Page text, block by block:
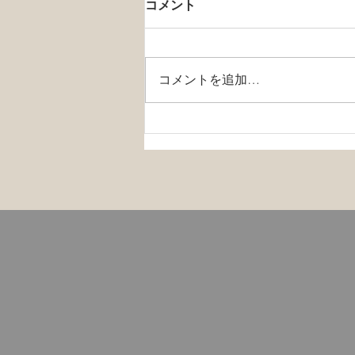
ウイルス（COVID-19）
コメント
コメントを追加…